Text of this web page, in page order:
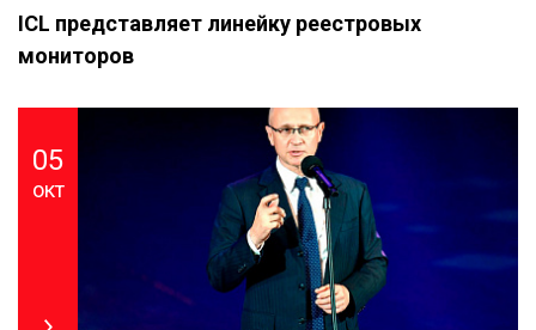
ICL представляет линейку реестровых
мониторов
05
окт